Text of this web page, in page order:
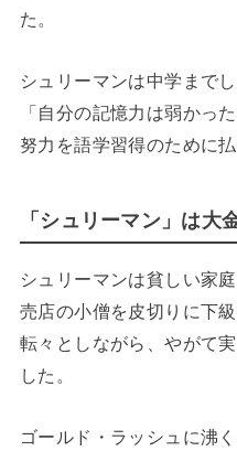
た。
シュリーマンは中学まで
「自分の記憶力は弱かっ
努力を語学習得のために払
「シュリーマン」は大
シュリーマンは貧しい家
売店の小僧を皮切りに下
転々としながら、やがて
した。
ゴールド・ラッシュに沸